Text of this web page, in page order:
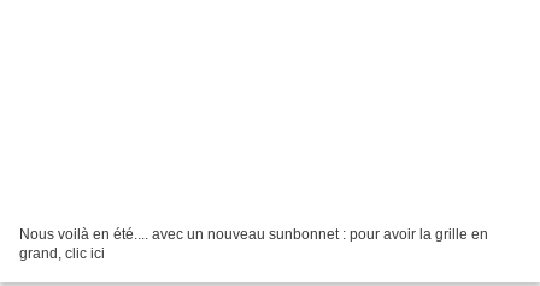
Nous voilà en été.... avec un nouveau sunbonnet : pour avoir la grille en
grand, clic ici